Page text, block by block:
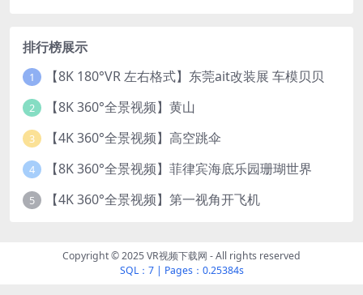
排行榜展示
1 【8K 180°VR 左右格式】东莞ait改装展 车模贝贝
2 【8K 360°全景视频】黄山
3 【4K 360°全景视频】高空跳伞
4 【8K 360°全景视频】菲律宾海底乐园珊瑚世界
5 【4K 360°全景视频】第一视角开飞机
Copyright © 2025 VR视频下载网 - All rights reserved
SQL：7| Pages：0.25384s